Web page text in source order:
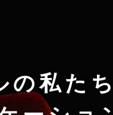
私たち